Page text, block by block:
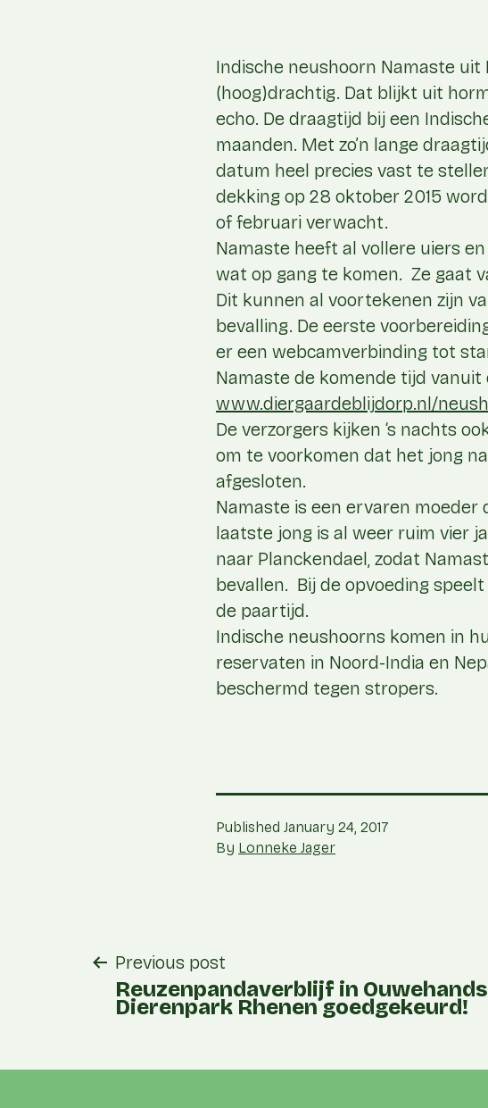
Indische neushoorn Namaste uit
(hoog)drachtig. Dat blijkt uit
echo. De draagtijd bij een
maanden. Met zo’n lange
datum heel precies vast te
dekking op 28 oktober 2015
of februari verwacht.
Namaste heeft al vollere uiers
wat op gang te komen. Ze gaat
Dit kunnen al voortekenen zijn
bevalling. De eerste
er een webcamverbinding tot
Namaste de komende tijd vanuit
www.diergaardeblijdorp.nl/
De verzorgers kijken ‘s nachts
om te voorkomen dat het jong
afgesloten.
Namaste is een ervaren
laatste jong is al weer ruim vier
naar Planckendael, zodat
bevallen. Bij de opvoeding
de paartijd.
Indische neushoorns komen in
reservaten in Noord-India en
beschermd tegen stropers.
Published January 24, 2017
By Lonneke Jager
post
navigation
Previous post
Reuzenpandaverblijf in Ouwehands
Dierenpark Rhenen goedgekeurd!